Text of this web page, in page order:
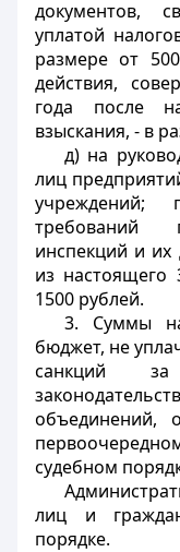
документов,
уплатой
размере от
действия,
года после
взыскания, - в
д) на
лиц
учреждений;
требований
инспекций и
из настоящего
1500 рублей.
3. Суммы
бюджет, не
санкций за
объединений,
судебном
лиц и
порядке.